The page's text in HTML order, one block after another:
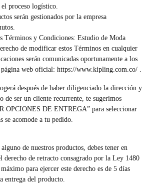
proceso logístico.
serán gestionados por la empresa
Términos y Condiciones: Estudio de Moda
de modificar estos Términos en cualquier
serán comunicadas oportunamente a los
web oficial: https://www.kipling.com.co/
después de haber diligenciado la dirección y
de ser un cliente recurrente, te sugerimos
OPCIONES DE ENTREGA” para seleccionar
se acomode a tu pedido.
de nuestros productos, debes tener en
derecho de retracto consagrado por la Ley 1480
para ejercer este derecho es de 5 días
entrega del producto.